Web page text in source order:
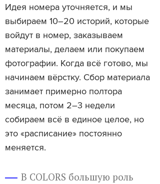
Идея номера уточняется, и мы
выбираем 10–20 историй, которые
войдут в номер, заказываем
материалы, делаем или покупаем
фотографии. Когда всё готово, мы
начинаем вёрстку. Сбор материала
занимает примерно полтора
месяца, потом 2–3 недели
собираем всё в единое целое, но
это «расписание» постоянно
меняется.
В COLORS большую роль